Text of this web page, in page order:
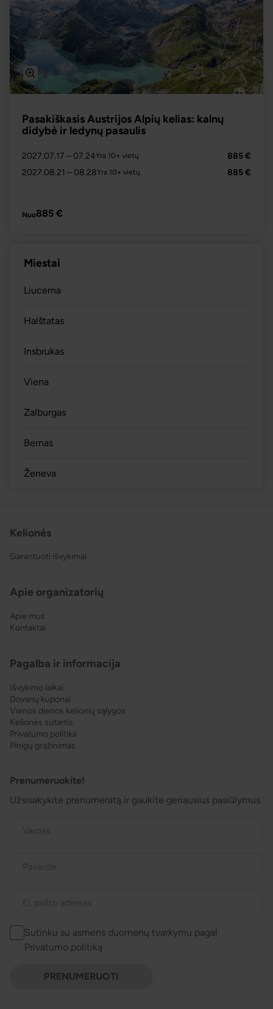
Pasakiškasis Austrijos Alpių kelias: kalnų
didybė ir ledynų pasaulis
2027.07.17 – 07.24Yra 10+ vietų
885 €
2027.08.21 – 08.28Yra 10+ vietų 885 €
Nuo885 €
Miestai
Liucerna
Halštatas
Insbrukas
Viena
Zalburgas
Bernas
Ženeva
Kelionės
Garantuoti išvykimai
Apie organizatorių
Apie mus
Kontaktai
Pagalba ir informacija
Išvykimo laikai
Dovanų kuponai
Vienos dienos kelionių sąlygos
Kelionės sutartis
Privatumo politika
Pinigų grąžinimas
Prenumeruokite!
Užsisakykite prenumeratą ir gaukite geriausius pasiūlymus.
Sutinku su asmens duomenų tvarkymu pagal
Privatumo politiką
PRENUMERUOTI